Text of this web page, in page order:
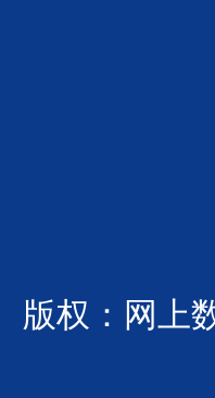
版权：网上